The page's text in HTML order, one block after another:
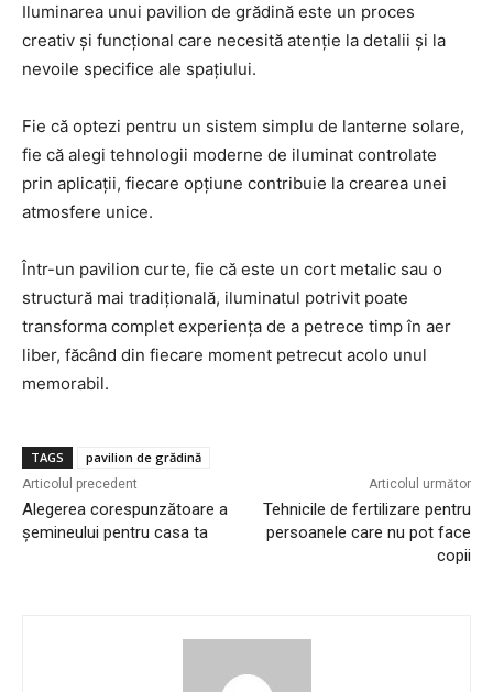
Iluminarea unui pavilion de grădină este un proces
creativ și funcțional care necesită atenție la detalii și la
nevoile specifice ale spațiului.
Fie că optezi pentru un sistem simplu de lanterne solare,
fie că alegi tehnologii moderne de iluminat controlate
prin aplicații, fiecare opțiune contribuie la crearea unei
atmosfere unice.
Într-un pavilion curte, fie că este un cort metalic sau o
structură mai tradițională, iluminatul potrivit poate
transforma complet experiența de a petrece timp în aer
liber, făcând din fiecare moment petrecut acolo unul
memorabil.
TAGS pavilion de grădină
Articolul precedent
Alegerea corespunzătoare a
șemineului pentru casa ta
Articolul următor
Tehnicile de fertilizare pentru
persoanele care nu pot face
copii